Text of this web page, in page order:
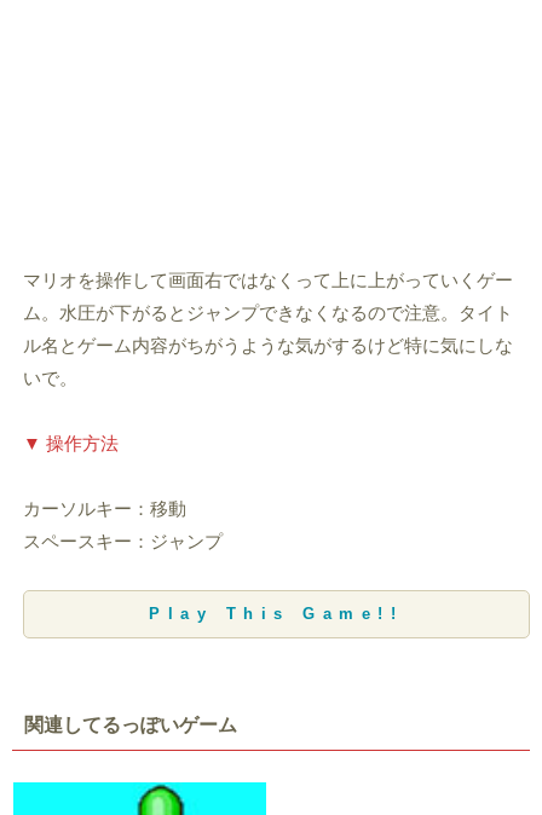
マリオを操作して画面右ではなくって上に上がっていくゲー
ム。水圧が下がるとジャンプできなくなるので注意。タイト
ル名とゲーム内容がちがうような気がするけど特に気にしな
いで。
▼ 操作方法
カーソルキー：移動
スペースキー：ジャンプ
Play This Game!!
関連してるっぽいゲーム